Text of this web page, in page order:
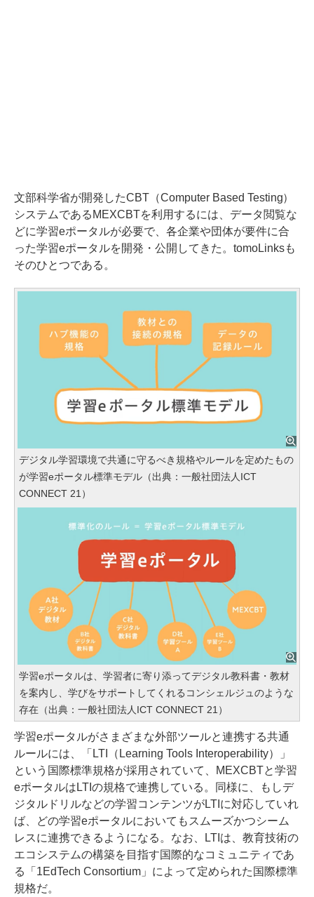
文部科学省が開発したCBT（Computer Based Testing）
システムであるMEXCBTを利用するには、データ閲覧な
どに学習eポータルが必要で、各企業や団体が要件に合
った学習eポータルを開発・公開してきた。tomoLinksも
そのひとつである。
デジタル学習環境で共通に守るべき規格やルールを定めたもの
が学習eポータル標準モデル（出典：一般社団法人ICT
CONNECT 21）
学習eポータルは、学習者に寄り添ってデジタル教科書・教材
を案内し、学びをサポートしてくれるコンシェルジュのような
存在（出典：一般社団法人ICT CONNECT 21）
学習eポータルがさまざまな外部ツールと連携する共通
ルールには、「LTI（Learning Tools Interoperability）」
という国際標準規格が採用されていて、MEXCBTと学習
eポータルはLTIの規格で連携している。同様に、もしデ
ジタルドリルなどの学習コンテンツがLTIに対応していれ
ば、どの学習eポータルにおいてもスムーズかつシーム
レスに連携できるようになる。なお、LTIは、教育技術の
エコシステムの構築を目指す国際的なコミュニティであ
る「1EdTech Consortium」によって定められた国際標準
規格だ。